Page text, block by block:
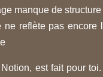
manque de structure
reflète pas encore
est fait pour